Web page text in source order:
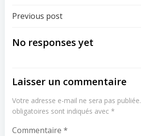
Post
navigation
Previous post
No responses yet
Laisser un commentaire
Votre adresse e-mail ne sera pas publiée.
obligatoires sont indiqués avec *
Commentaire *